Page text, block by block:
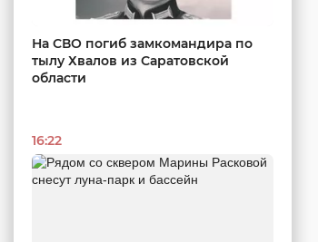
На СВО погиб замкомандира по
тылу Хвалов из Саратовской
области
16:22